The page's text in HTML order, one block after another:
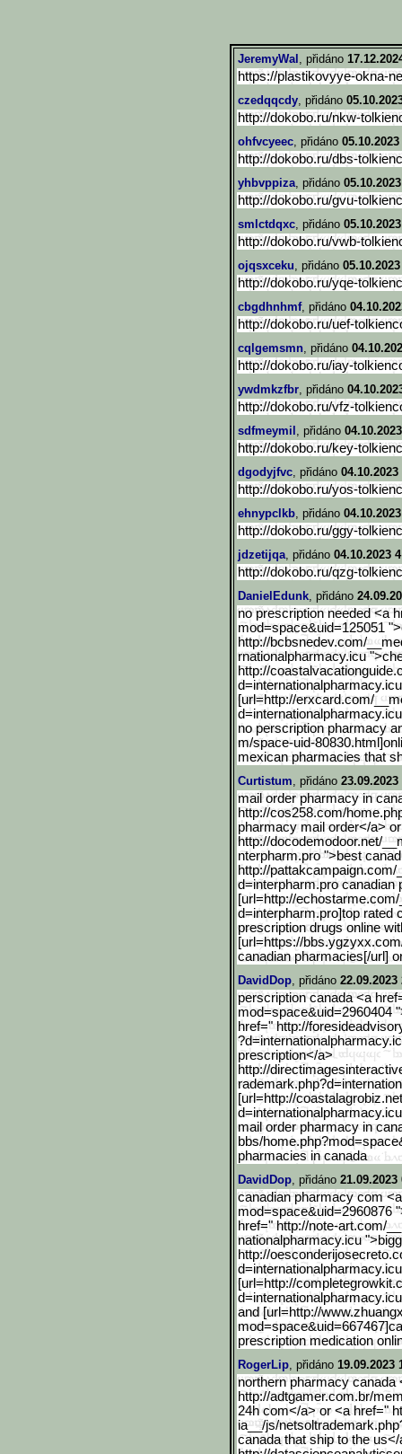
JeremyWal , přidáno
https://plastikovyye-okna-
czedqqcdy, přidáno
http://dokobo.ru/nkw-
ohfvcyeec, přidáno
http://dokobo.ru/dbs-
yhbvppiza, přidáno
http://dokobo.ru/gvu-
smlctdqxc, přidáno
http://dokobo.ru/vwb-
ojqsxceku, přidáno
http://dokobo.ru/yqe-
cbgdhnhmf, přidáno
http://dokobo.ru/uef-
cqlgemsmn, přidáno
http://dokobo.ru/iay-
ywdmkzfbr, přidáno
http://dokobo.ru/vfz-
sdfmeymil , přidáno
http://dokobo.ru/key-
dgodyjfvc, přidáno 04.10.2023
http://dokobo.ru/yos-
ehnypclkb, přidáno
http://dokobo.ru/ggy-
jdzetijqa, přidáno 04.10.2023
http://dokobo.ru/qzg-
DanielEdunk, přidáno
no prescription needed <a
mod=space&uid=125051
http://bcbsnedev.com/
rnationalpharmacy.icu
http://coastalvacationgui
d=internationalpharm
[url=http://erxcard.com/_
no perscription pharmacy
m/space-uid-
mexican pharmacies that
Curtistum, přidáno 23.09.2023
mail order pharmacy in
http://cos258.com/
pharmacy mail order</a>
http://docodemodoor.net/
nterpharm.pro ">best
http://pattakcampaign.com/
d=interpharm.pro canadian
[url=http://echostarme.com/
d=interpharm.pro]top rated
prescription drugs online
[url=https://
canadian pharmacies[/url]
DavidDop, přidáno 22.09.2023
perscription canada <a
mod=space&uid=2960404
href=" http://
prescription</a>
http://directimagesintera
[url=http://coastalagrobi
d=internationalpharma
mail order pharmacy in
bbs/
pharmacies in canada
DavidDop, přidáno 21.09.2023
canadian pharmacy com
mod=space&uid=2960876
href=" http://note-art.com/
nationalpharmacy.icu
http://oesconderijosecret
d=internationalpharma
[url=http://completegrowk
d=internationalpharm
and [url=http://
mod=space&uid=667467
prescription medication
RogerLip, přidáno 19.09.2023
northern pharmacy canada
http://adtgamer.com.br/
24h com</a> or <a href="
ia__/js/
canada that ship to the us</